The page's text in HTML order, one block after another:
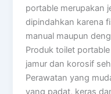
portable merupakan
dipindahkan karena
manual maupun
Produk toilet
jamur dan korosif
Perawatan yang
yang padat, keras